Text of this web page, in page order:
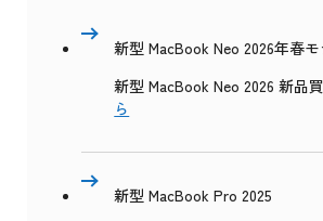
新型 MacBook Neo 2026年春
新型 MacBook Neo 2026 新品
ら
新型 MacBook Pro 2025